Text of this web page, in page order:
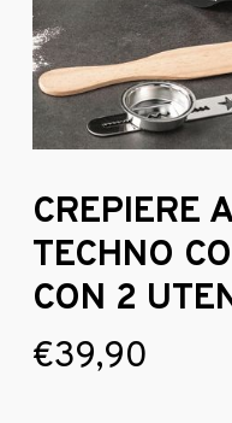
CREPIERE
TECHNO
CON 2
€39,90